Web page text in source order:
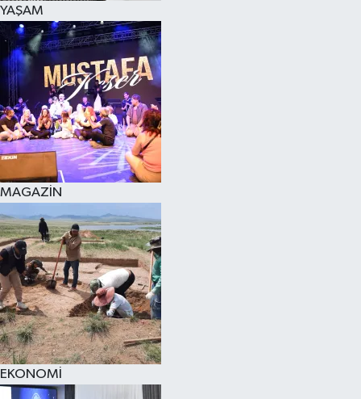
YAŞAM
MAGAZİN
EKONOMİ
SPOR
KÜLTÜR SANAT
FRAGMANLAR